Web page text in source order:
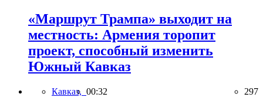
«Маршрут Трампа» выходит на
местность: Армения торопит
проект, способный изменить
Южный Кавказ
Кавказ, 00:32 297